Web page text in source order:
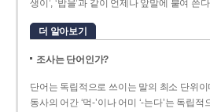
생이’, ‘밥을’과 같이 언제나 앞말에 붙여 쓴
더 알아보기
조사는 단어인가?
단어는 독립적으로 쓰이는 말의 최소 단위이
동사의 어간 ‘먹-­’이나 어미 ‘­-는다’는 독립